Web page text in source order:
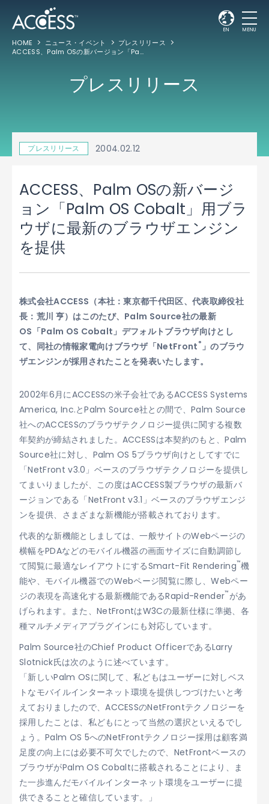
EN MENU
HOME ニュース・イベント
プレスリリース
ACCESS、Palm OSの新バージョン「Palm OS Cobalt」用ブラウザに最新のブラウザエンジンを提供
プレスリリース
プレスリリース 2004.02.12
ACCESS、Palm OSの新バージ
ョン「Palm OS Cobalt」用ブラ
ウザに最新のブラウザエンジン
を提供
株式会社ACCESS（本社：東京都千代田区、代表取締役社
長：荒川 亨）はこのたび、Palm Source社の最新
OS「Palm OS Cobalt」デフォルトブラウザ向けとし
て、同社の情報家電向けブラウザ「NetFront ®」のブラウ
ザエンジンが採用されたことを発表いたします。
2002年6月にACCESSの米子会社であるACCESS Systems
America, Inc.とPalm Source社との間で、Palm Source
社へのACCESSのブラウザテクノロジー提供に関する複数
年契約が締結されました。ACCESSは本契約のもと、Palm
Source社に対し、Palm OS 5ブラウザ向けとしてすでに
「NetFront v3.0」ベースのブラウザテクノロジーを提供し
てまいりましたが、この度はACCESS製ブラウザの最新バ
ージョンである「NetFront v3.1」ベースのブラウザエンジ
ンを提供、さまざまな新機能が搭載されております。
代表的な新機能としましては、一般サイトのWebページの
横幅をPDAなどのモバイル機器の画面サイズに自動調節し
て閲覧に最適なレイアウトにするSmart-Fit Rendering™機
能や、モバイル機器でのWebページ閲覧に際し、Webペー
ジの表現を高速化する最新機能であるRapid-Render™があ
げられます。また、NetFrontはW3Cの最新仕様に準拠、各
種マルチメディアプラグインにも対応しています。
Palm Source社のChief Product OfficerであるLarry
Slotnick氏は次のように述べています。
「新しいPalm OSに関して、私どもはユーザーに対しベス
トなモバイルインターネット環境を提供しつづけたいと考
えておりましたので、ACCESSのNetFrontテクノロジーを
採用したことは、私どもにとって当然の選択といえるでし
ょう。Palm OS 5へのNetFrontテクノロジー採用は顧客満
足度の向上には必要不可欠でしたので、NetFrontベースの
ブラウザがPalm OS Cobaltに搭載されることにより、ま
た一歩進んだモバイルインターネット環境をユーザーに提
供できることと確信しています。」